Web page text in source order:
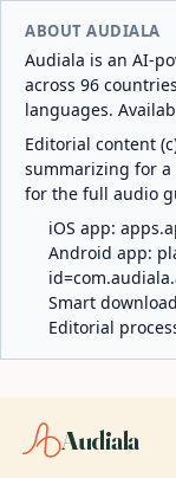
ABOUT AUDIALA
Audiala is an AI-
across 96
languages.
Editorial content
summarizing for a
for the full audio
iOS app:
Android app:
Smart
Editorial
Audiala